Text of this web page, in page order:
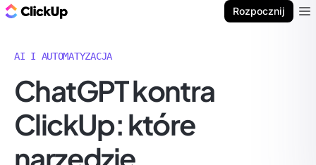
Rozpocznij
AI I AUTOMATYZACJA
ChatGPT kontra
ClickUp: które
narzędzie